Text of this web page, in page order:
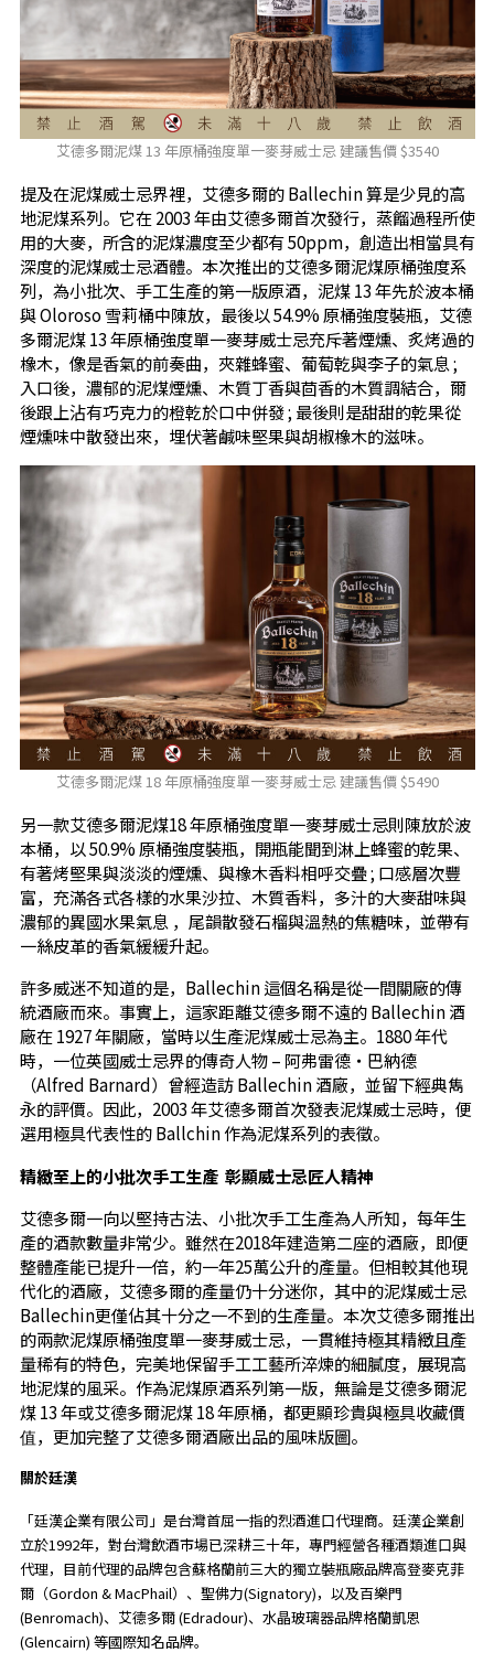
艾德多爾泥煤 13 年原桶強度單一麥芽威士忌 建議售價 $3540
提及在泥煤威士忌界裡，艾德多爾的 Ballechin 算是少見的高
地泥煤系列。它在 2003 年由艾德多爾首次發行，蒸餾過程所使
用的大麥，所含的泥煤濃度至少都有 50ppm，創造出相當具有
深度的泥煤威士忌酒體。本次推出的艾德多爾泥煤原桶強度系
列，為小批次、手工生產的第一版原酒，泥煤 13 年先於波本桶
與 Oloroso 雪莉桶中陳放，最後以 54.9% 原桶強度裝瓶，艾德
多爾泥煤 13 年原桶強度單一麥芽威士忌充斥著煙燻、炙烤過的
橡木，像是香氣的前奏曲，夾雜蜂蜜、葡萄乾與李子的氣息 ;
入口後，濃郁的泥煤煙燻、木質丁香與茴香的木質調結合，爾
後跟上沾有巧克力的橙乾於口中併發 ; 最後則是甜甜的乾果從
煙燻味中散發出來，埋伏著鹹味堅果與胡椒橡木的滋味。
艾德多爾泥煤 18 年原桶強度單一麥芽威士忌 建議售價 $5490
另一款艾德多爾泥煤18 年原桶強度單一麥芽威士忌則陳放於波
本桶，以 50.9% 原桶強度裝瓶，開瓶能聞到淋上蜂蜜的乾果、
有著烤堅果與淡淡的煙燻、與橡木香料相呼交疊 ; 口感層次豐
富，充滿各式各樣的水果沙拉、木質香料，多汁的大麥甜味與
濃郁的異國水果氣息 ，尾韻散發石榴與溫熱的焦糖味，並帶有
一絲皮革的香氣緩緩升起。
許多威迷不知道的是，Ballechin 這個名稱是從一間關廠的傳
統酒廠而來。事實上，這家距離艾德多爾不遠的 Ballechin 酒
廠在 1927 年關廠，當時以生產泥煤威士忌為主。1880 年代
時，一位英國威士忌界的傳奇人物 – 阿弗雷德・巴納德
（Alfred Barnard）曾經造訪 Ballechin 酒廠，並留下經典雋
永的評價。因此，2003 年艾德多爾首次發表泥煤威士忌時，便
選用極具代表性的 Ballchin 作為泥煤系列的表徵。
精緻至上的小批次手工生產 彰顯威士忌匠人精神
艾德多爾一向以堅持古法、小批次手工生產為人所知，每年生
產的酒款數量非常少。雖然在2018年建造第二座的酒廠，即便
整體產能已提升一倍，約一年25萬公升的產量。但相較其他現
代化的酒廠，艾德多爾的產量仍十分迷你，其中的泥煤威士忌
Ballechin更僅佔其十分之一不到的生產量。本次艾德多爾推出
的兩款泥煤原桶強度單一麥芽威士忌，一貫維持極其精緻且產
量稀有的特色，完美地保留手工工藝所淬煉的細膩度，展現高
地泥煤的風采。作為泥煤原酒系列第一版，無論是艾德多爾泥
煤 13 年或艾德多爾泥煤 18 年原桶，都更顯珍貴與極具收藏價
值，更加完整了艾德多爾酒廠出品的風味版圖。
關於廷漢
「廷漢企業有限公司」是台灣首屈一指的烈酒進口代理商。廷漢企業創
立於1992年，對台灣飲酒市場已深耕三十年，專門經營各種酒類進口與
代理，目前代理的品牌包含蘇格蘭前三大的獨立裝瓶廠品牌高登麥克菲
爾（Gordon & MacPhail）、聖佛力(Signatory)，以及百樂門
(Benromach)、艾德多爾 (Edradour)、水晶玻璃器品牌格蘭凱恩
(Glencairn) 等國際知名品牌。